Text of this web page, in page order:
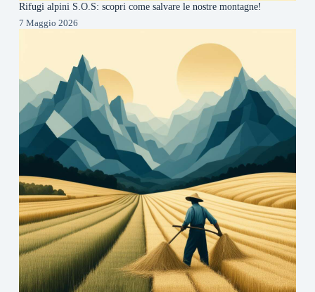
Rifugi alpini S.O.S: scopri come salvare le nostre montagne!
7 Maggio 2026